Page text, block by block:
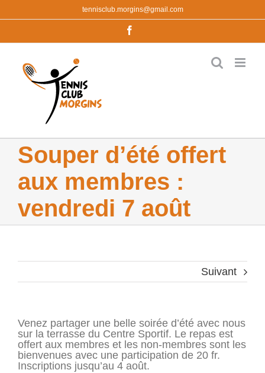
tennisclub.morgins@gmail.com
Souper d’été offert
aux membres :
vendredi 7 août
Suivant
Venez partager une belle soirée d’été avec nous
sur la terrasse du Centre Sportif. Le repas est
offert aux membres et les non-membres sont les
bienvenues avec une participation de 20 fr.
Inscriptions jusqu’au 4 août.